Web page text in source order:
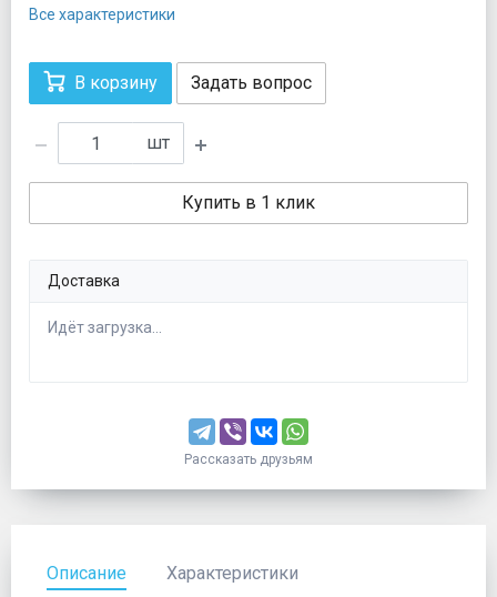
Все характеристики
В корзину Задать вопрос
шт
Купить в 1 клик
Доставка
Идёт загрузка...
Рассказать друзьям
Описание Характеристики